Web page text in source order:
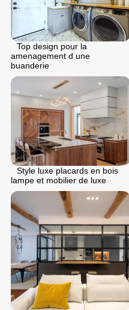
Top design pour la
amenagement d une
buanderie
Style luxe placards en bois
lampe et mobilier de luxe